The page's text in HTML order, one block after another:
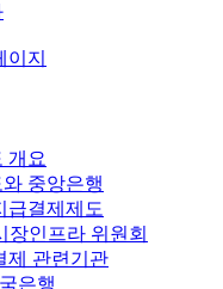
지
개요
중앙은행
급결제제도
장인프라 위원회
제 관련기관
은행